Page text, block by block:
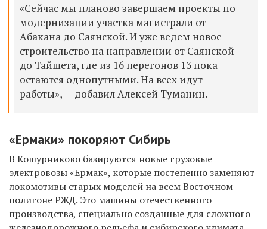
«Сейчас мы планово завершаем проекты по
модернизации участка магистрали от
Абакана до Саянской. И уже ведем новое
строительство на направлении от Саянской
до Тайшета, где из 16 перегонов 13 пока
остаются однопутными. На всех идут
работы», — добавил Алексей Туманин.
«Ермаки» покоряют Сибирь
В Кошурниково базируются новые грузовые
электровозы «Ермак», которые постепенно заменяют
локомотивы старых моделей на всем Восточном
полигоне РЖД. Это машины отечественного
производства, специально созданные для сложного